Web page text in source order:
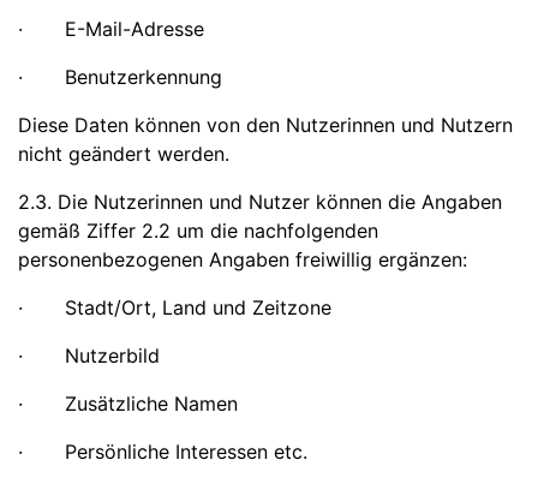
· E-Mail-Adresse
· Benutzerkennung
Diese Daten können von den Nutzerinnen und Nutzern
nicht geändert werden.
2.3. Die Nutzerinnen und Nutzer können die Angaben
gemäß Ziffer 2.2 um die nachfolgenden
personenbezogenen Angaben freiwillig ergänzen:
· Stadt/Ort, Land und Zeitzone
· Nutzerbild
· Zusätzliche Namen
· Persönliche Interessen etc.